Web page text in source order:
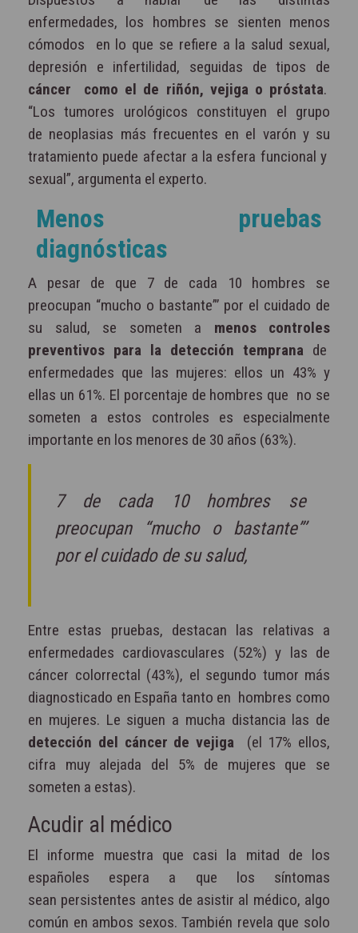
enfermedades, los hombres se sienten menos
cómodos
en lo que se refiere a la salud sexual,
depresión e infertilidad, seguidas de tipos de
cáncer
como el de riñón, vejiga o próstata.
“Los tumores urológicos constituyen el grupo
de neoplasias más frecuentes en el varón y su
tratamiento puede afectar a la esfera funcional y
sexual”, argumenta el experto.
Menos pruebas
diagnósticas
A pesar de que 7 de cada 10 hombres se
preocupan “mucho o bastante”’ por el cuidado de
su salud, se someten a menos controles
preventivos para la detección temprana de
enfermedades que las mujeres: ellos un 43% y
ellas un 61%. El porcentaje de hombres que no se
someten a estos controles es especialmente
importante en los menores de 30 años (63%).
7 de cada 10 hombres se
preocupan “mucho o bastante”’
por el cuidado de su salud,
Entre estas pruebas, destacan las relativas a
enfermedades cardiovasculares (52%) y las de
cáncer colorrectal (43%), el segundo tumor más
diagnosticado en España tanto en hombres como
en mujeres. Le siguen a mucha distancia las de
detección del cáncer de vejiga
(el 17% ellos,
cifra muy alejada del 5% de mujeres que se
someten a estas).
Acudir al médico
El informe muestra que casi la mitad de los
españoles espera a que los síntomas
sean persistentes antes de asistir al médico, algo
común en ambos sexos. También revela que solo